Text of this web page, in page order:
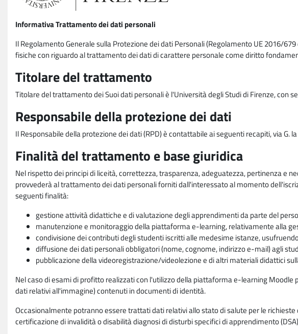
Informativa Trattamento dei dati personali
Il Regolamento Generale sulla Protezione dei dati Personali (Regolamento UE 2016/
fisiche con riguardo al trattamento dei dati di carattere personale come diritto
Titolare del trattamento
Titolare del trattamento dei Suoi dati personali è l'Università degli Studi di Firenze, con
Responsabile della protezione dei dati
Il Responsabile della protezione dei dati (RPD) è contattabile ai seguenti recapiti, via G.
Finalità del trattamento e base giuridica
Nel rispetto dei principi di liceità, correttezza, trasparenza, adeguatezza, pertinenza e
provvederà al trattamento dei dati personali forniti dall'interessato al momento
seguenti finalità:
gestione attività didattiche e di valutazione degli apprendimenti da parte del
manutenzione e monitoraggio della piattaforma e-learning, relativamente alla
condivisione dei contributi degli studenti iscritti alle medesime istanze,
diffusione dei dati personali obbligatori (nome, cognome, indirizzo e-mail) agli
pubblicazione della videoregistrazione/videolezione e di altri materiali didattici
Nel caso di esami di profitto realizzati con l'utilizzo della piattaforma e-learning
dati relativi all'immagine) contenuti in documenti di identità.
Occasionalmente potranno essere trattati dati relativi allo stato di salute per le
certificazione di invalidità o disabilità diagnosi di disturbi specifici di apprendimento